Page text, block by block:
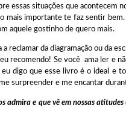
essas situações que acontecem
mais importante te faz sentir
aquele gostinho de quero mais.
da diagramação ou da
recomendo! Se você ama ler e
digo que esse livro é o ideal e
surpreender e me encantar
admira e que vê em nossas